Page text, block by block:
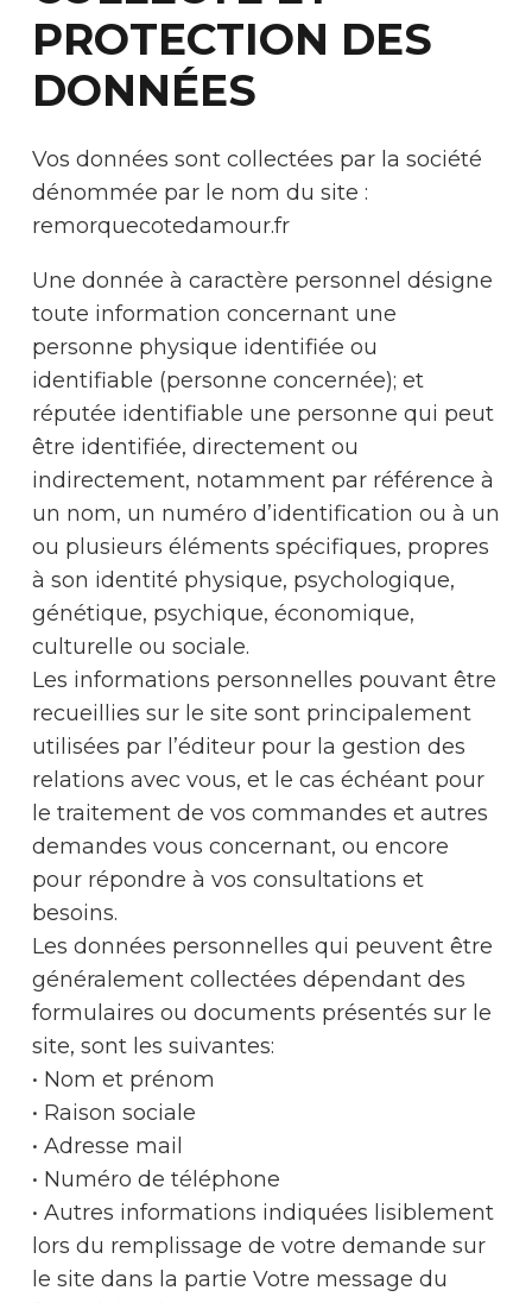
PROTECTION DES
DONNÉES
Vos données sont collectées par la société
dénommée par le nom du site :
remorquecotedamour.fr
Une donnée à caractère personnel désigne
toute information concernant une
personne physique identifiée ou
identifiable (personne concernée); et
réputée identifiable une personne qui peut
être identifiée, directement ou
indirectement, notamment par référence à
un nom, un numéro d’identification ou à un
ou plusieurs éléments spécifiques, propres
à son identité physique, psychologique,
génétique, psychique, économique,
culturelle ou sociale.
Les informations personnelles pouvant être
recueillies sur le site sont principalement
utilisées par l’éditeur pour la gestion des
relations avec vous, et le cas échéant pour
le traitement de vos commandes et autres
demandes vous concernant, ou encore
pour répondre à vos consultations et
besoins.
Les données personnelles qui peuvent être
généralement collectées dépendant des
formulaires ou documents présentés sur le
site, sont les suivantes:
• Nom et prénom
• Raison sociale
• Adresse mail
• Numéro de téléphone
• Autres informations indiquées lisiblement
lors du remplissage de votre demande sur
le site dans la partie Votre message du